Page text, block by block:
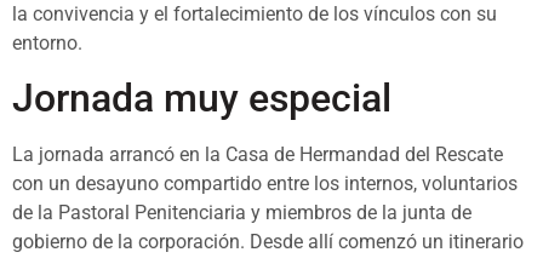
la convivencia y el fortalecimiento de los vínculos con su
entorno.
Jornada muy especial
La jornada arrancó en la Casa de Hermandad del Rescate
con un desayuno compartido entre los internos, voluntarios
de la Pastoral Penitenciaria y miembros de la junta de
gobierno de la corporación. Desde allí comenzó un itinerario